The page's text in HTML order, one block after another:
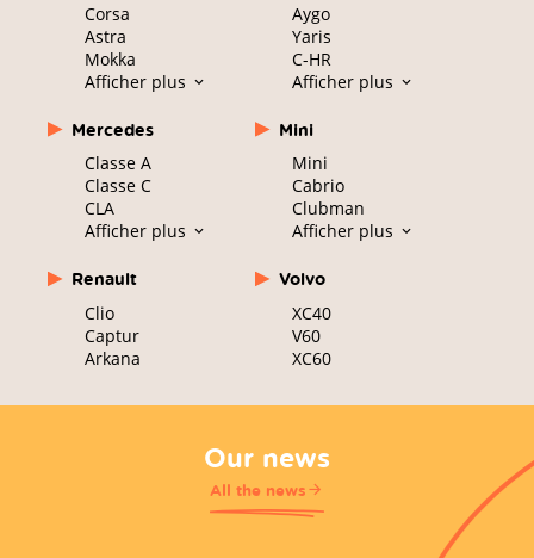
Corsa
Astra
Mokka
Afficher plus
Aygo
Yaris
C-HR
Afficher plus
Mercedes
Classe A
Classe C
CLA
Afficher plus
Mini
Mini
Cabrio
Clubman
Afficher plus
Renault
Clio
Captur
Arkana
Volvo
XC40
V60
XC60
Our news
All the news